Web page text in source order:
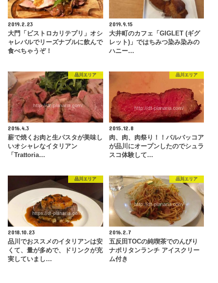
2019.2.23
大門「ビストロカリテプリ」オシ
ャレバルでリーズナブルに飲んで
食べちゃうぞ！
2019.9.15
大井町のカフェ「GIGLET (ギグ
レット)」ではちみつ染み染みの
ハニー…
品川エリア
2016.4.3
薪で焼くお肉と生パスタが美味し
いオシャレなイタリアン
「Trattoria…
品川エリア
2015.12.8
肉、肉、肉祭り！！バルバッコア
が品川にオープンしたのでシュラ
スコ体験して…
品川エリア
2018.10.23
品川でおススメのイタリアンは安
くて、量が多めで、ドリンクが充
実していまし…
品川エリア
2016.2.7
五反田TOCの純喫茶でのんびり
ナポリタンランチ アイスクリー
ム付き